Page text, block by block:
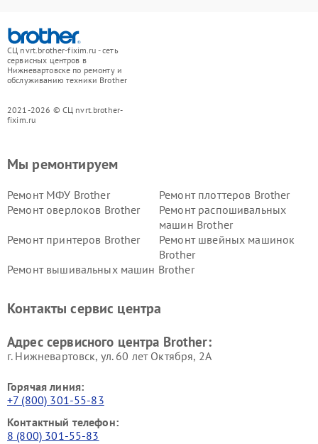
СЦ nvrt.brother-fixim.ru - сеть
сервисных центров в
Нижневартовске по ремонту и
обслуживанию техники Brother
2021-2026 © СЦ nvrt.brother-
fixim.ru
Мы ремонтируем
Ремонт МФУ Brother
Ремонт плоттеров Brother
Ремонт оверлоков Brother
Ремонт распошивальных
машин Brother
Ремонт принтеров Brother
Ремонт швейных машинок
Brother
Ремонт вышивальных машин Brother
Контакты сервис центра
Адрес сервисного центра Brother:
г. Нижневартовск, ул. 60 лет Октября, 2А
Горячая линия:
+7 (800) 301-55-83
Контактный телефон:
8 (800) 301-55-83